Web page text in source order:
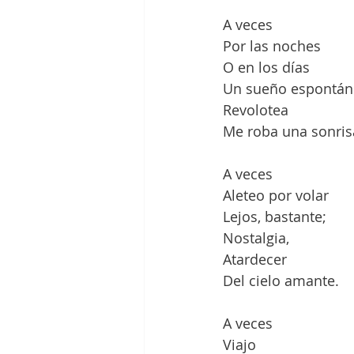
A veces
Por las noches
O en los días
Un sueño
Revolotea
Me roba una
A veces
Aleteo por volar
Lejos, bastante;
Nostalgia,
Atardecer
Del cielo amante.
A veces
Viajo